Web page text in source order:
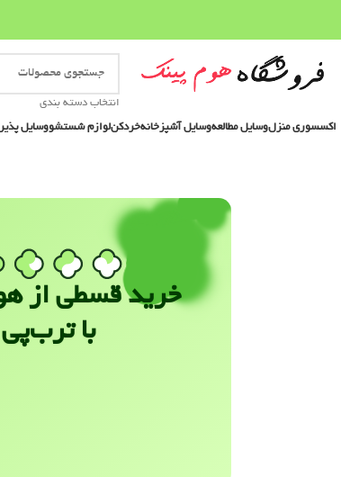
انتخاب دسته بندی
اکسسوری منزلوسایل مطالعهوسایل آشپزخانهخردکنلوازم شستشووسایل
خرید قسطی از
با ترب‌پی